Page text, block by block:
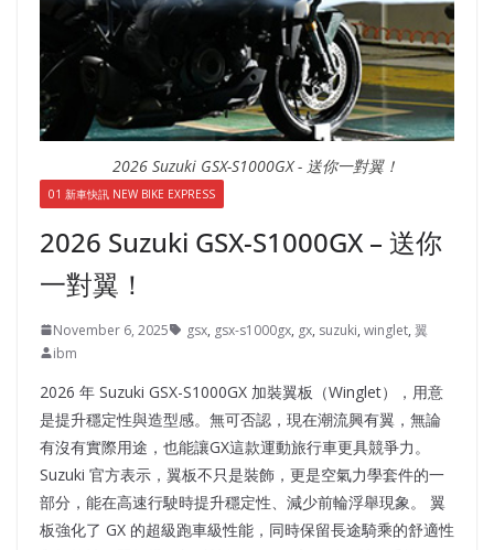
2026 Suzuki GSX-S1000GX - 送你一對翼！
01 新車快訊 NEW BIKE EXPRESS
2026 Suzuki GSX-S1000GX – 送你
一對翼！
November 6, 2025 gsx, gsx-s1000gx, gx, suzuki, winglet, 翼
ibm
2026 年 Suzuki GSX-S1000GX 加裝翼板（Winglet），用意
是提升穩定性與造型感。無可否認，現在潮流興有翼，無論
有沒有實際用途，也能讓GX這款運動旅行車更具競爭力。
Suzuki 官方表示，翼板不只是裝飾，更是空氣力學套件的一
部分，能在高速行駛時提升穩定性、減少前輪浮舉現象。 翼
板強化了 GX 的超級跑車級性能，同時保留長途騎乘的舒適性